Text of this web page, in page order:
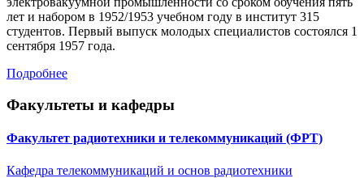
лет и набором в 1952/1953 учебном году в институт 315
студентов. Первый выпуск молодых специалистов состоялся 1
сентября 1957 года.
Подробнее
Факультеты и кафедры
Факультет радиотехники и телекоммуникаций (ФРТ)
Кафедра телекоммуникаций и основ радиотехники